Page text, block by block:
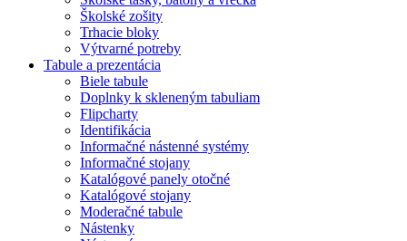
Školské zošity
Trhacie bloky
Výtvarné potreby
Tabule a prezentácia
Biele tabule
Doplnky k skleneným tabuliam
Flipcharty
Identifikácia
Informačné nástenné systémy
Informačné stojany
Katalógové panely otočné
Katalógové stojany
Moderačné tabule
Nástenky